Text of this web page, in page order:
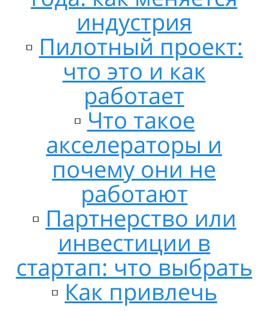
индустрия
▫️ Пилотный проект:
что это и как
работает
▫️Что такое
акселераторы и
почему они не
работают
▫️ Партнерство или
инвестиции в
стартап: что выбрать
▫️ Как привлечь